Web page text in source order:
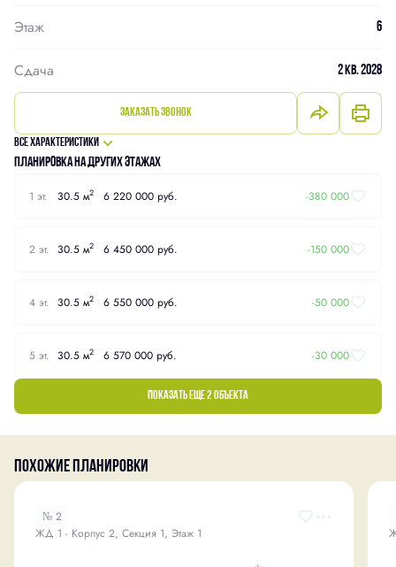
Этаж 6
Сдача 2 кв. 2028
Заказать звонок
Все характеристики
Планировка на других этажах
1 эт. 30.5 м2 6 220 000 руб. -380 000
2 эт. 30.5 м2 6 450 000 руб. -150 000
4 эт. 30.5 м2 6 550 000 руб. -50 000
5 эт. 30.5 м2 6 570 000 руб. -30 000
Показать еще 2 объектa
Похожие планировки
№ 2
ЖД 1 - Корпус 2, Секция 1, Этаж 1